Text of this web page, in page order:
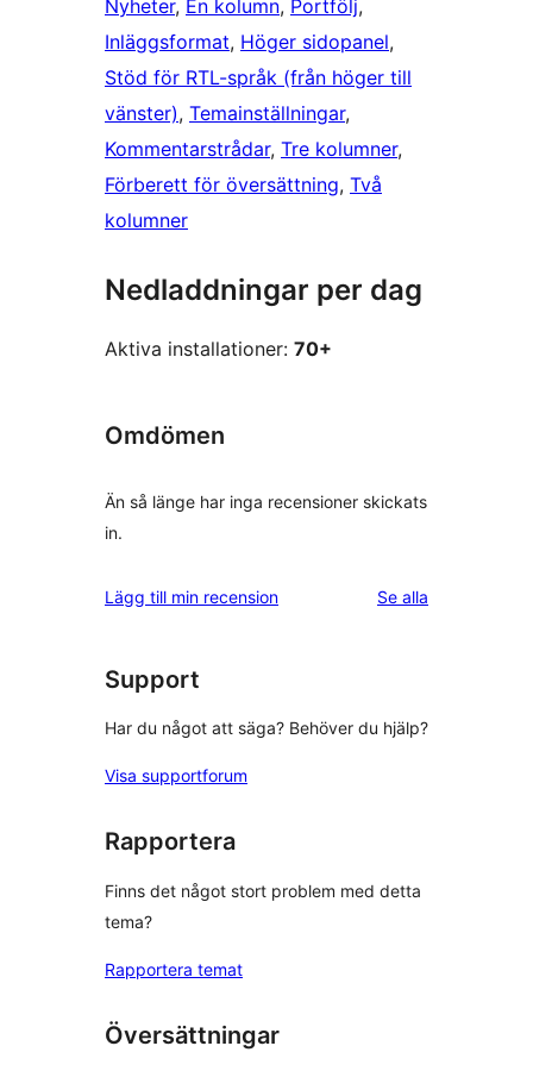
Nyheter, En kolumn, Portfölj
Inläggsformat, Höger sidopanel
Stöd för RTL-språk (från höger till
vänster), Temainställningar
Kommentarstrådar, Tre kolumner
Förberett för översättning, Två
kolumner
Nedladdningar per dag
Aktiva installationer: 70+
Omdömen
Än så länge har inga recensioner skickats
in.
Lägg till min recension Se alla
Support
Har du något att säga? Behöver du hjälp?
Visa supportforum
Rapportera
Finns det något stort problem med detta
tema?
Rapportera temat
Översättningar